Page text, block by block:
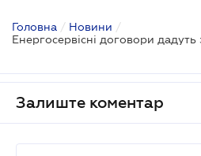
Головна / Новини /
Залиште коментар